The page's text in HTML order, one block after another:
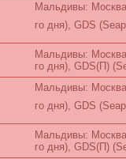
Мальдивы:
го дня), GDS
Мальдивы:
го дня), GDS(П)
Мальдивы:
го дня), GDS
Мальдивы:
го дня), GDS(П)